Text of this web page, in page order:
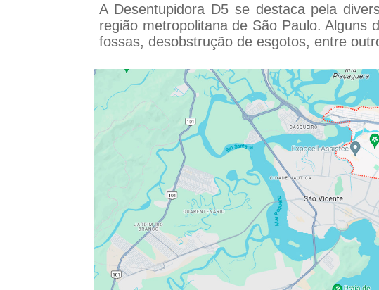
A Desentupidora D5 se destaca pela
região metropolitana de São Paulo. Alguns
fossas, desobstrução de esgotos, entre